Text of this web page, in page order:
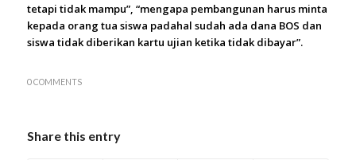
tetapi tidak mampu”, “mengapa pembangunan harus minta
kepada orang tua siswa padahal sudah ada dana BOS dan
siswa tidak diberikan kartu ujian ketika tidak dibayar”.
0 COMMENTS
Share this entry